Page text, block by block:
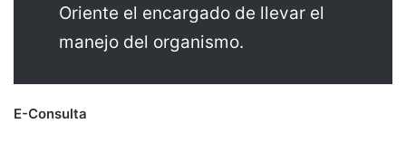
Oriente el encargado de llevar el
manejo del organismo.
E-Consulta